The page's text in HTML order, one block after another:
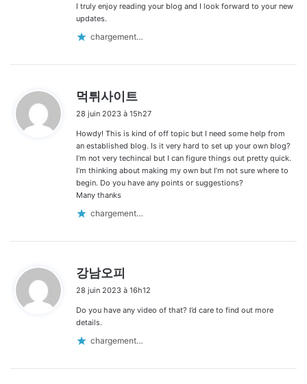
I truly enjoy reading your blog and I look forward to your new
updates.
chargement…
먹튀사이트
t
:
28 juin 2023 à 15h27
Howdy! This is kind of off topic but I need some help from
an established blog. Is it very hard to set up your own blog?
I’m not very techincal but I can figure things out pretty quick.
I’m thinking about making my own but I’m not sure where to
begin. Do you have any points or suggestions?
Many thanks
chargement…
강남오피
t
28 juin 2023 à 16h12
Do you have any video of that? I’d care to find out more
details.
chargement…